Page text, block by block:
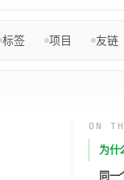
标签 项目 友链
ON
为什
同一
~/